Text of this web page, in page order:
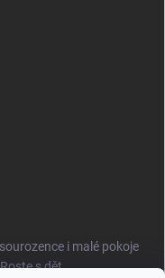
i malé pokoje
s dět...